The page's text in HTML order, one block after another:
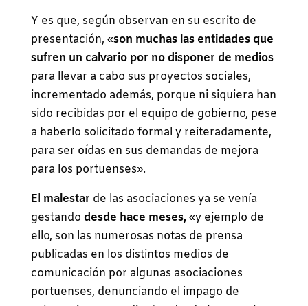
Y es que, según observan en su escrito de
presentación, «son muchas las entidades que
sufren un calvario por no disponer de medios
para llevar a cabo sus proyectos sociales,
incrementado además, porque ni siquiera han
sido recibidas por el equipo de gobierno, pese
a haberlo solicitado formal y reiteradamente,
para ser oídas en sus demandas de mejora
para los portuenses».
El malestar de las asociaciones ya se venía
gestando desde hace meses,«y ejemplo de
ello, son las numerosas notas de prensa
publicadas en los distintos medios de
comunicación por algunas asociaciones
portuenses, denunciando el impago de